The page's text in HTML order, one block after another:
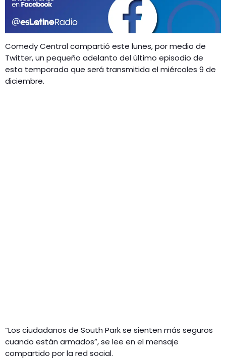
MÚSICA
ENTRETENIMIENTO
Comedy Central compartió este lunes, por medio de
Twitter, un pequeño adelanto del último episodio de
esta temporada que será transmitida el miércoles 9 de
diciembre.
“Los ciudadanos de South Park se sienten más seguros
cuando están armados”, se lee en el mensaje
compartido por la red social.